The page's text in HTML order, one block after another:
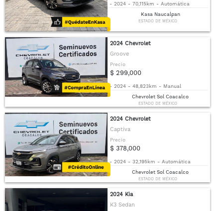
- 2024 - 70,115km - Automática
Kasa Naucalpan
ESTADO DE MÉXICO
2024 Chevrolet
Groove
Precio
$ 299,000
- 2024 - 48,823km - Manual
Chevrolet Sol Coacalco
ESTADO DE MÉXICO
2024 Chevrolet
Captiva
Precio
$ 378,000
- 2024 - 32,195km - Automática
Chevrolet Sol Coacalco
ESTADO DE MÉXICO
2024 Kia
K3 Sedan